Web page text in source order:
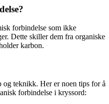
forbindelse som ikke
Dette skiller dem fra organiske
karbon.
teknikk. Her er noen tips for å
forbindelse i kryssord: